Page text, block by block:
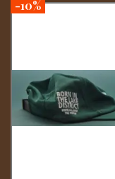
-10%